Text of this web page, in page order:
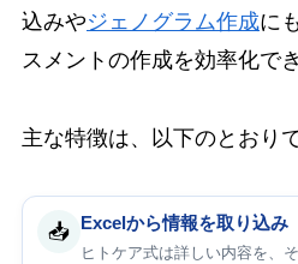
込みやジェノグラム作成に
スメントの作成を効率化で
主な特徴は、以下のとおりで
📥 Excelから情報を取り込み
ヒトケア式は詳しい内容を、